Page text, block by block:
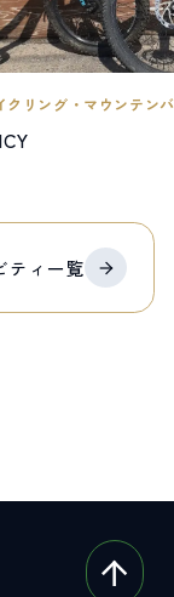
ティ 一覧
クリング・マウンテン